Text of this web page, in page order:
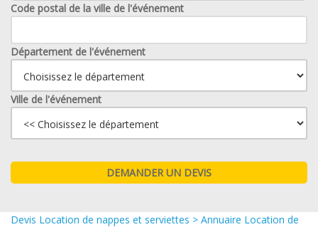
Code postal de la ville de l'événement
Département de l'événement
Ville de l'événement
Devis Location de nappes et serviettes > Annuaire Location de